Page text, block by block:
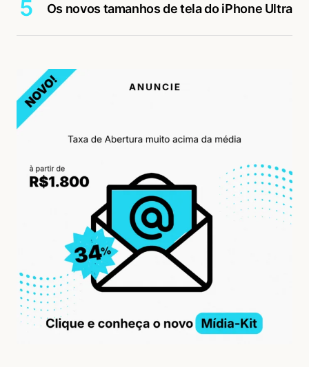
Os novos tamanhos de tela do iPhone Ultra